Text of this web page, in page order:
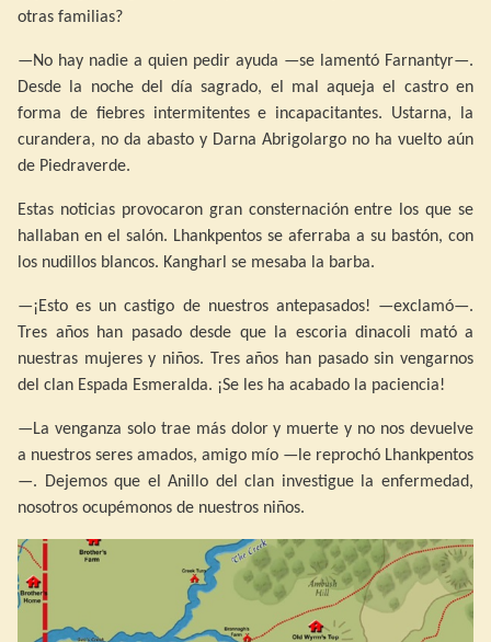
otras familias?
—No hay nadie a quien pedir ayuda —se lamentó Farnantyr—.
Desde la noche del día sagrado, el mal aqueja el castro en
forma de fiebres intermitentes e incapacitantes. Ustarna, la
curandera, no da abasto y Darna Abrigolargo no ha vuelto aún
de Piedraverde.
Estas noticias provocaron gran consternación entre los que se
hallaban en el salón. Lhankpentos se aferraba a su bastón, con
los nudillos blancos. Kangharl se mesaba la barba.
—¡Esto es un castigo de nuestros antepasados! —exclamó—.
Tres años han pasado desde que la escoria dinacoli mató a
nuestras mujeres y niños. Tres años han pasado sin vengarnos
del clan Espada Esmeralda. ¡Se les ha acabado la paciencia!
—La venganza solo trae más dolor y muerte y no nos devuelve
a nuestros seres amados, amigo mío —le reprochó Lhankpentos
—. Dejemos que el Anillo del clan investigue la enfermedad,
nosotros ocupémonos de nuestros niños.